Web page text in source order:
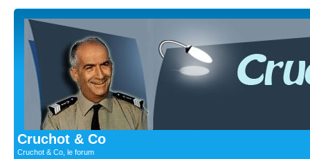
Cruchot & Co
Cruchot & Co, le forum